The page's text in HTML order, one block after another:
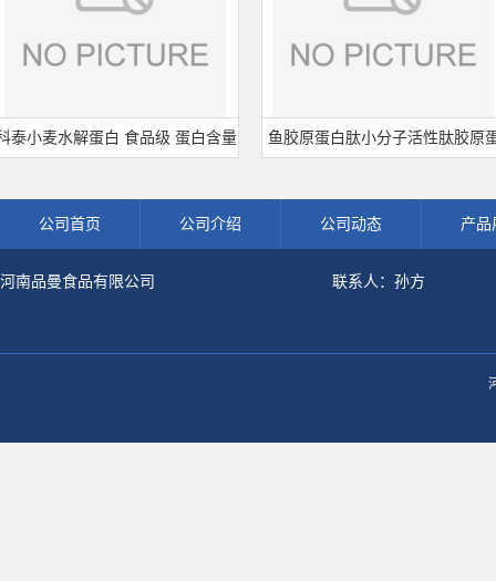
麦水解蛋白 食品级 蛋白含量 鱼胶原蛋白肽小分子活性肽胶原蛋
公司首页 公司介绍 公司动态 产品
河南品曼食品有限公司 联系人：孙方